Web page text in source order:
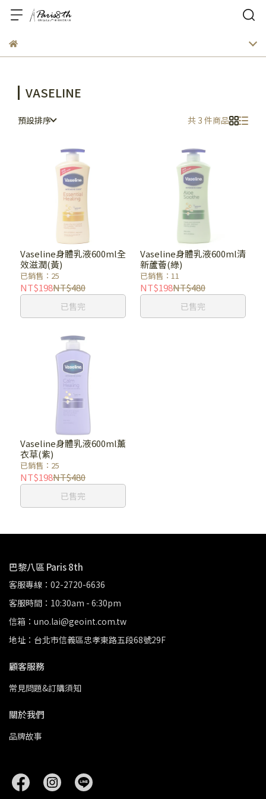
VASELINE
預設排序 共 3 件商品
Vaseline身體乳液600ml全
效滋潤(黃)
已銷售：25
NT$198NT$480
已售完
Vaseline身體乳液600ml清
新蘆薈(綠)
已銷售：11
NT$198NT$480
已售完
Vaseline身體乳液600ml薰
衣草(紫)
已銷售：25
NT$198NT$480
已售完
巴黎八區 Paris 8th
客服專線：02-2720-6636
客服時間：10:30am - 6:30pm
信箱：uno.lai@geoint.com.tw
地址：台北市信義區忠孝東路五段68號29F
顧客服務
常見問題&訂購須知
關於我們
品牌故事